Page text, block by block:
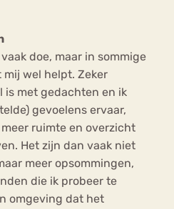
doe, maar in sommige
wel helpt. Zeker
is met gedachten en ik
gevoelens ervaar,
ruimte en overzicht
Het zijn dan vaak niet
meer opsommingen,
die ik probeer te
omgeving dat het